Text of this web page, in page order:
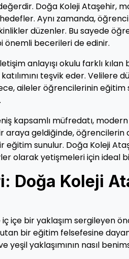
Doğa Koleji Ataşehir,
Aynı zamanda,
düzenler. Bu sayede
önemli becerileri de edinir.
anlayışı okulu farklı
teşvik eder. Velilere
aileler öğrencilerinin
kapsamlı müfredatı,
araya geldiğinde, öğrencilerin
eğitim sunulur. Doğa Koleji
olarak yetişmeleri için ideal
Doğa Koleji
içe bir yaklaşım sergileyen
bir eğitim felsefesine
yaklaşımının nasıl